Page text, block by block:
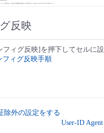
反映
フィグ反映]を押下してセルに
フィグ反映手順
除外の設定をする
User-ID